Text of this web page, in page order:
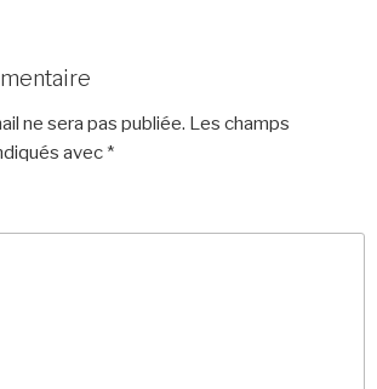
ne sera pas publiée. Les champs
avec *